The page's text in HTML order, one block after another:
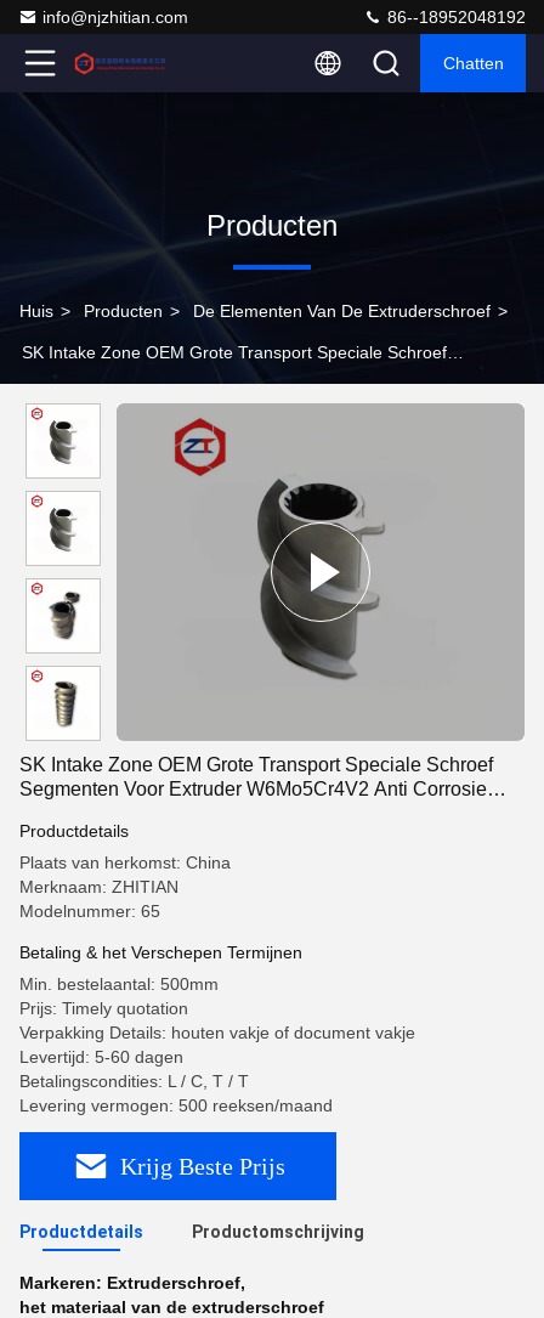
info@njzhitian.com 86--18952048192
Chatten
Producten
Huis > Producten > De Elementen Van De Extruderschroef >
SK Intake Zone OEM Grote Transport Speciale Schroef
SK Intake Zone OEM Grote Transport Speciale Schroef
Segmenten Voor Extruder W6Mo5Cr4V2 Anti Corrosie
Productdetails
Plaats van herkomst: China
Merknaam: ZHITIAN
Modelnummer: 65
Betaling & het Verschepen Termijnen
Min. bestelaantal: 500mm
Prijs: Timely quotation
Verpakking Details: houten vakje of document vakje
Levertijd: 5-60 dagen
Betalingscondities: L / C, T / T
Levering vermogen: 500 reeksen/maand
Krijg Beste Prijs
Productdetails Productomschrijving
Markeren: Extruderschroef,
het materiaal van de extruderschroef